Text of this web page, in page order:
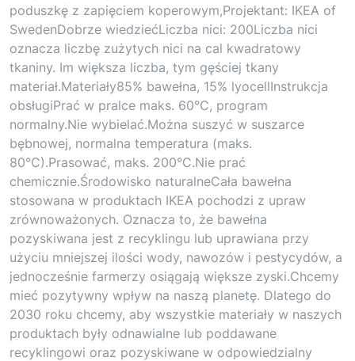
poduszkę z zapięciem koperowym,Projektant: IKEA of
SwedenDobrze wiedziećLiczba nici: 200Liczba nici
oznacza liczbę zużytych nici na cal kwadratowy
tkaniny. Im większa liczba, tym gęściej tkany
materiał.Materiały85% bawełna, 15% lyocellInstrukcja
obsługiPrać w pralce maks. 60°C, program
normalny.Nie wybielać.Można suszyć w suszarce
bębnowej, normalna temperatura (maks.
80°C).Prasować, maks. 200°C.Nie prać
chemicznie.Środowisko naturalneCała bawełna
stosowana w produktach IKEA pochodzi z upraw
zrównoważonych. Oznacza to, że bawełna
pozyskiwana jest z recyklingu lub uprawiana przy
użyciu mniejszej ilości wody, nawozów i pestycydów, a
jednocześnie farmerzy osiągają większe zyski.Chcemy
mieć pozytywny wpływ na naszą planetę. Dlatego do
2030 roku chcemy, aby wszystkie materiały w naszych
produktach były odnawialne lub poddawane
recyklingowi oraz pozyskiwane w odpowiedzialny